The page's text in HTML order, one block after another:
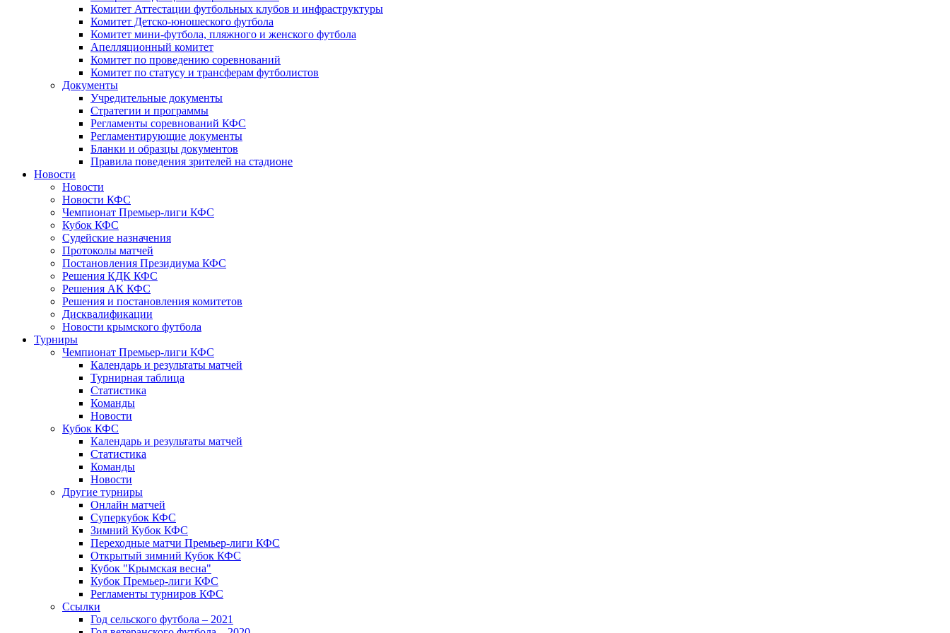
Комитет Аттестации футбольных клубов и инфраструктуры
Комитет Детско-юношеского футбола
Комитет мини-футбола, пляжного и женского футбола
Апелляционный комитет
Комитет по проведению соревнований
Комитет по статусу и трансферам футболистов
Документы
Учредительные документы
Стратегии и программы
Регламенты соревнований КФС
Регламентирующие документы
Бланки и образцы документов
Правила поведения зрителей на стадионе
Новости
Новости
Новости КФС
Чемпионат Премьер-лиги КФС
Кубок КФС
Судейские назначения
Протоколы матчей
Постановления Президиума КФС
Решения КДК КФС
Решения АК КФС
Решения и постановления комитетов
Дисквалификации
Новости крымского футбола
Турниры
Чемпионат Премьер-лиги КФС
Календарь и результаты матчей
Турнирная таблица
Статистика
Команды
Новости
Кубок КФС
Календарь и результаты матчей
Статистика
Команды
Новости
Другие турниры
Онлайн матчей
Суперкубок КФС
Зимний Кубок КФС
Переходные матчи Премьер-лиги КФС
Открытый зимний Кубок КФС
Кубок "Крымская весна"
Кубок Премьер-лиги КФС
Регламенты турниров КФС
Ссылки
Год сельского футбола – 2021